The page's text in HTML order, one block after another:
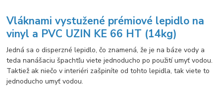
Vláknami vystužené prémiové lepidlo na
vinyl a PVC UZIN KE 66 HT (14kg)
Jedná sa o disperzné lepidlo, čo znamená, že je na báze vody a
teda nanášaciu špachtľu viete jednoducho po použití umyť vodou.
Taktiež ak niečo v interiéri zašpiníte od tohto lepidla, tak viete to
jednoducho umyť vodou.